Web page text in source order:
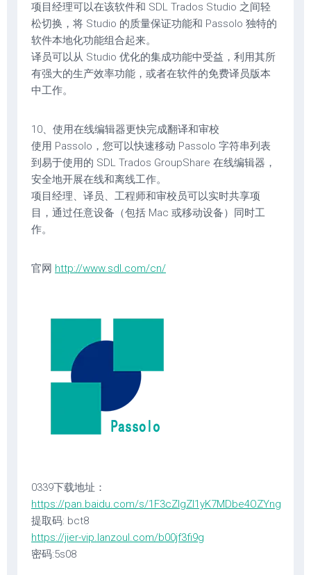
项目经理可以在该软件和 SDL Trados Studio 之间轻
松切换，将 Studio 的质量保证功能和 Passolo 独特的
软件本地化功能组合起来。
译员可以从 Studio 优化的集成功能中受益，利用其所
有强大的生产效率功能，或者在软件的免费译员版本
中工作。
10、使用在线编辑器更快完成翻译和审校
使用 Passolo，您可以快速移动 Passolo 字符串列表
到易于使用的 SDL Trados GroupShare 在线编辑器，
安全地开展在线和离线工作。
项目经理、译员、工程师和审校员可以实时共享项
目，通过任意设备（包括 Mac 或移动设备）同时工
作。
官网 http://www.sdl.com/cn/
0339下载地址：
https://pan.baidu.com/s/1F3cZIgZI1yK7MDbe4OZYng
提取码: bct8
https://jier-vip.lanzoul.com/b00jf3fi9g
密码:5s08